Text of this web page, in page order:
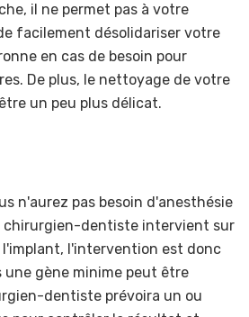
il ne permet pas à votre
facilement désolidariser votre
en cas de besoin pour
De plus, le nettoyage de votre
un peu plus délicat.
n'aurez pas besoin d'anesthésie
chirurgien-dentiste intervient sur
l'intervention est donc
une gène minime peut être
dentiste prévoira un ou